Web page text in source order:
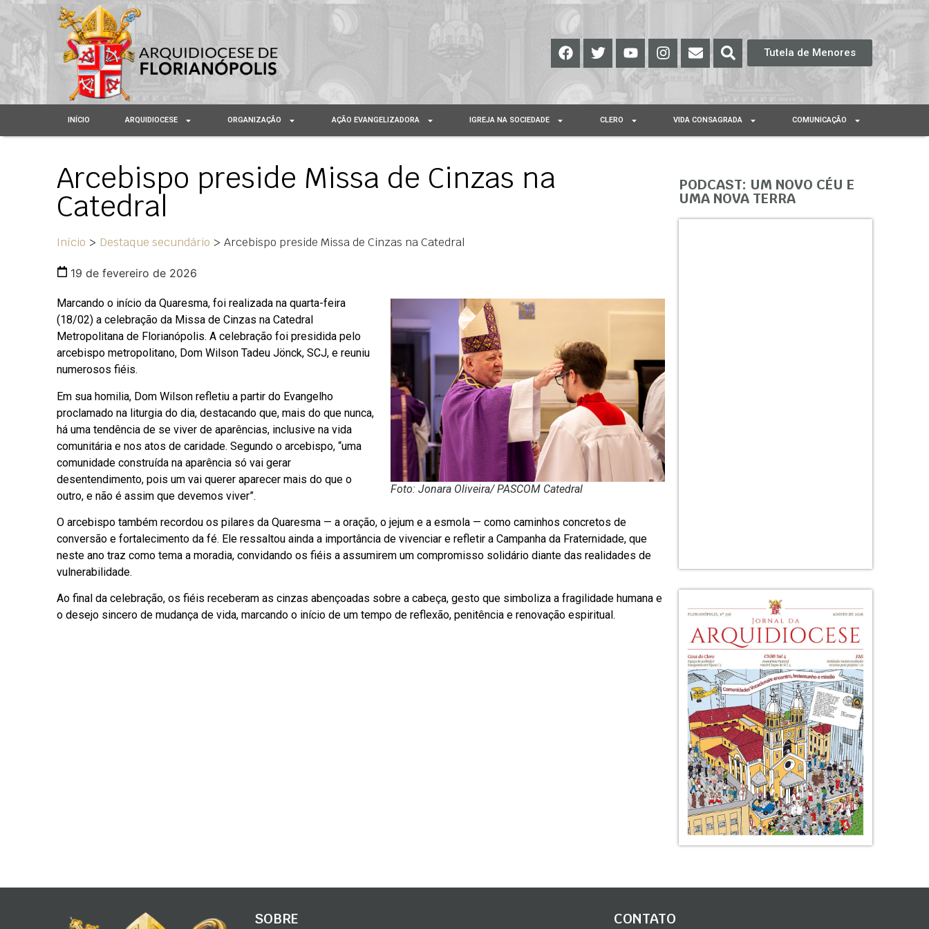
Tutela de Menores
INÍCIO ARQUIDIOCESE ORGANIZAÇÃO AÇÃO EVANGELIZADORA IGREJA NA SOCIEDADE CLERO VIDA CONSAGRADA COMUNICAÇÃO
Arcebispo preside Missa de Cinzas na
Catedral
Início > Destaque secundário > Arcebispo preside Missa de Cinzas na Catedral
19 de fevereiro de 2026
Foto: Jonara Oliveira/ PASCOM Catedral
Marcando o início da Quaresma, foi realizada na quarta-feira
(18/02) a celebração da Missa de Cinzas na Catedral
Metropolitana de Florianópolis. A celebração foi presidida pelo
arcebispo metropolitano, Dom Wilson Tadeu Jönck, SCJ, e reuniu
numerosos fiéis.
Em sua homilia, Dom Wilson refletiu a partir do Evangelho
proclamado na liturgia do dia, destacando que, mais do que nunca,
há uma tendência de se viver de aparências, inclusive na vida
comunitária e nos atos de caridade. Segundo o arcebispo, “uma
comunidade construída na aparência só vai gerar
desentendimento, pois um vai querer aparecer mais do que o
outro, e não é assim que devemos viver”.
O arcebispo também recordou os pilares da Quaresma — a oração, o jejum e a esmola — como caminhos concretos de
conversão e fortalecimento da fé. Ele ressaltou ainda a importância de vivenciar e refletir a Campanha da Fraternidade, que
neste ano traz como tema a moradia, convidando os fiéis a assumirem um compromisso solidário diante das realidades de
vulnerabilidade.
Ao final da celebração, os fiéis receberam as cinzas abençoadas sobre a cabeça, gesto que simboliza a fragilidade humana e
o desejo sincero de mudança de vida, marcando o início de um tempo de reflexão, penitência e renovação espiritual.
PODCAST: UM NOVO CÉU E
UMA NOVA TERRA
SOBRE CONTATO